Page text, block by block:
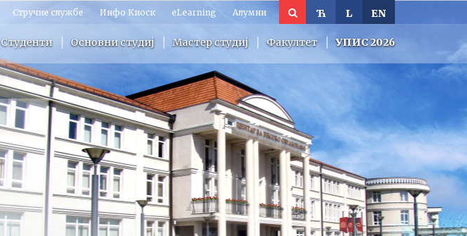
EN
L
Ћ
Стручне службе Инфо Киоск eLearning Алумни
Студенти Основни студиј Мастер студиј Факултет УПИС 2026